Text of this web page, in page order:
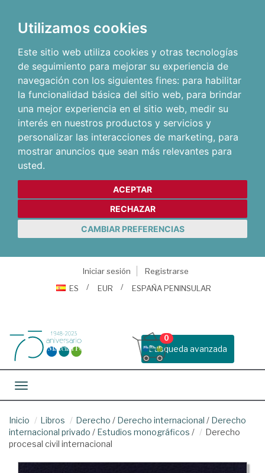
Utilizamos cookies
Este sitio web utiliza cookies y otras tecnologías
de seguimiento para mejorar su experiencia de
navegación con los siguientes fines: para habilitar
la funcionalidad básica del sitio web, para brindar
una mejor experiencia en el sitio web, medir su
interés en nuestros productos y servicios y
personalizar las interacciones de marketing, para
mostrar anuncios que sean más relevantes para
usted.
ACEPTAR
RECHAZAR
CAMBIAR PREFERENCIAS
Iniciar sesión
Registrarse
ES
EUR ESPAÑA PENINSULAR
Busqueda avanzada
0
Toggle navigation
Inicio Libros Derecho / Derecho internacional / Derecho
internacional privado / Estudios monográficos /
Derecho
procesal civil internacional